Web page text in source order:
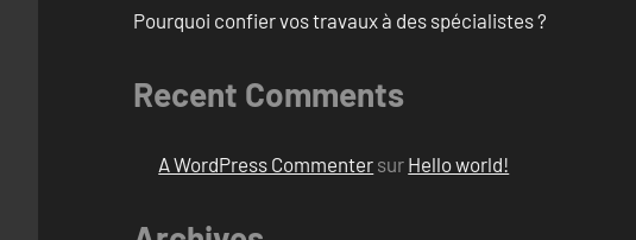
Pourquoi confier vos travaux à des spécialistes ?
Recent Comments
A WordPress Commenter sur Hello world!